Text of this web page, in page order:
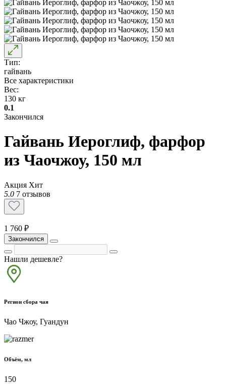
Тип:
гайвань
Все характеристики
Вес:
130 кг
0.1
Закончился
Гайвань Иероглиф, фарфор
из Чаочжоу, 150 мл
Акция Хит
5.0 7 отзывов
1 760 ₽
Закончился
Нашли дешевле?
Регион сбора чая
Чао Чжоу, Гуандун
Объём, мл
150